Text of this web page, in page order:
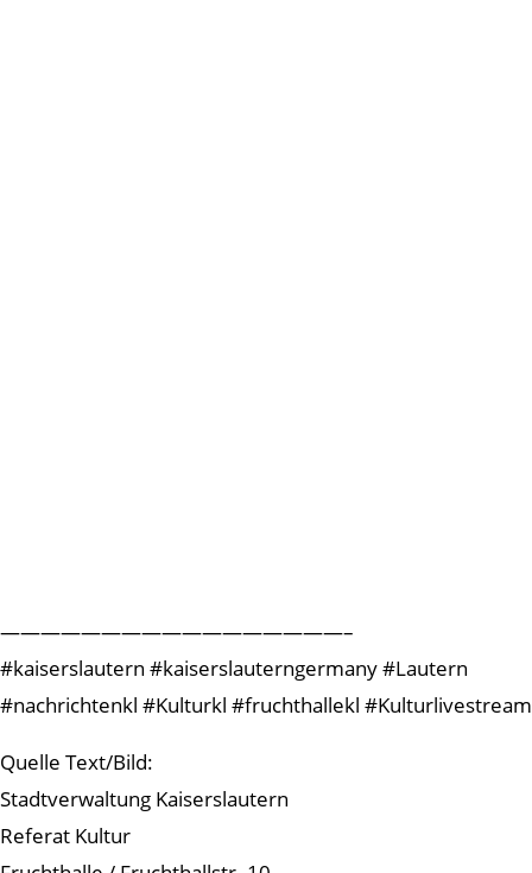
—————————————————–
#kaiserslautern #kaiserslauterngermany #Lautern
#nachrichtenkl #Kulturkl #fruchthallekl #Kulturlivestream
Quelle Text/Bild:
Stadtverwaltung Kaiserslautern
Referat Kultur